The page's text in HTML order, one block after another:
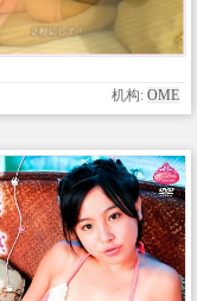
机构: OME